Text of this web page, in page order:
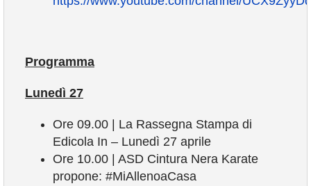
Programma
Lunedì 27
Ore 09.00 | La Rassegna Stampa di
Edicola In – Lunedì 27 aprile
Ore 10.00 | ASD Cintura Nera Karate
propone: #MiAllenoaCasa